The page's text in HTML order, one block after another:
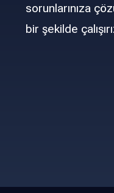
sorunlarınıza
bir şekilde